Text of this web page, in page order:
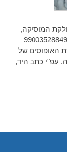
המוסיקה,
י מערכת 990035288490205171
האופוסים של
עפ"י כתב היד,